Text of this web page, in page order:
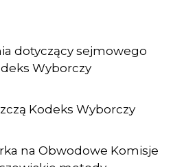
dotyczący sejmowego
Wyborczy
Kodeks Wyborczy
na Obwodowe Komisje